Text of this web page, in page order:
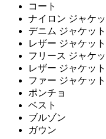
コート
ナイロン ジャケッ
デニム ジャケット
レザー ジャケット
フリース ジャケッ
レザー ジャケット
ファー ジャケット
ポンチョ
ベスト
ブルゾン
ガウン